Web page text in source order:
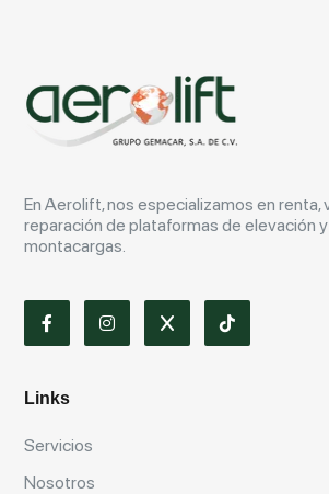
En Aerolift, nos especializamos en renta,
reparación de plataformas de elevación y
montacargas.
Links
Servicios
Nosotros